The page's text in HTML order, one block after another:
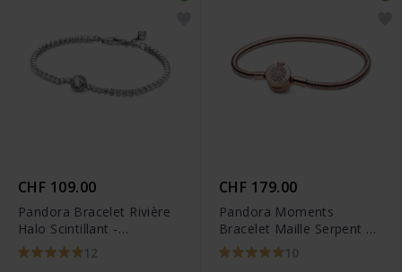
CHF 109.00
Pandora Bracelet Rivière
Halo Scintillant -
599416C01 12
CHF 179.00
Pandora Moments
Bracelet Maille Serpent O
Couronné Scintillant -
589046C01
10